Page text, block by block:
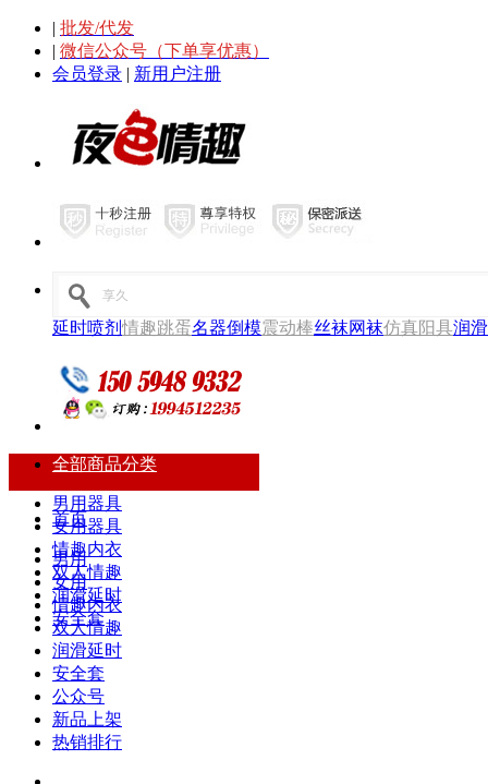
| 批发/代发
| 微信公众号（下单享优惠）
会员登录 | 新用户注册
延时喷剂情趣跳蛋名器倒模震动棒丝袜网袜仿真阳具润
全部商品分类
男用器具
女用器具
情趣内衣
双人情趣
润滑延时
安全套
首页
男用
女用
情趣内衣
双人情趣
润滑延时
安全套
公众号
新品上架
热销排行